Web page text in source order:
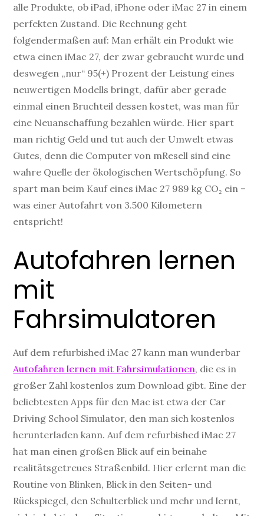
alle Produkte, ob iPad, iPhone oder iMac 27 in einem
perfekten Zustand. Die Rechnung geht
folgendermaßen auf: Man erhält ein Produkt wie
etwa einen iMac 27, der zwar gebraucht wurde und
deswegen „nur“ 95(+) Prozent der Leistung eines
neuwertigen Modells bringt, dafür aber gerade
einmal einen Bruchteil dessen kostet, was man für
eine Neuanschaffung bezahlen würde. Hier spart
man richtig Geld und tut auch der Umwelt etwas
Gutes, denn die Computer von mResell sind eine
wahre Quelle der ökologischen Wertschöpfung. So
spart man beim Kauf eines iMac 27 989 kg CO₂ ein –
was einer Autofahrt von 3.500 Kilometern
entspricht!
Autofahren lernen
mit
Fahrsimulatoren
Auf dem refurbished iMac 27 kann man wunderbar
Autofahren lernen mit Fahrsimulationen, die es in
großer Zahl kostenlos zum Download gibt. Eine der
beliebtesten Apps für den Mac ist etwa der Car
Driving School Simulator, den man sich kostenlos
herunterladen kann. Auf dem refurbished iMac 27
hat man einen großen Blick auf ein beinahe
realitätsgetreues Straßenbild. Hier erlernt man die
Routine von Blinken, Blick in den Seiten- und
Rückspiegel, den Schulterblick und mehr und lernt,